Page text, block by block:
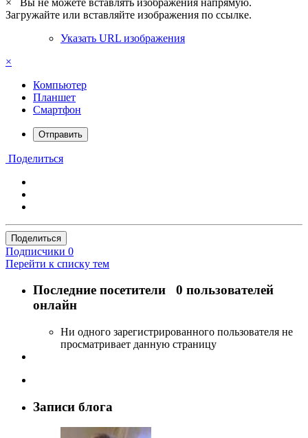
Загружайте или вставляйте изображения по ссылке.
Указать URL изображения
×
Компьютер
Планшет
Смартфон
Отправить
Поделиться
Поделиться
Подписчики 0
Перейти к списку тем
Последние посетители 0 пользователей
онлайн
Ни одного зарегистрированного пользователя не
просматривает данную страницу
Записи блога